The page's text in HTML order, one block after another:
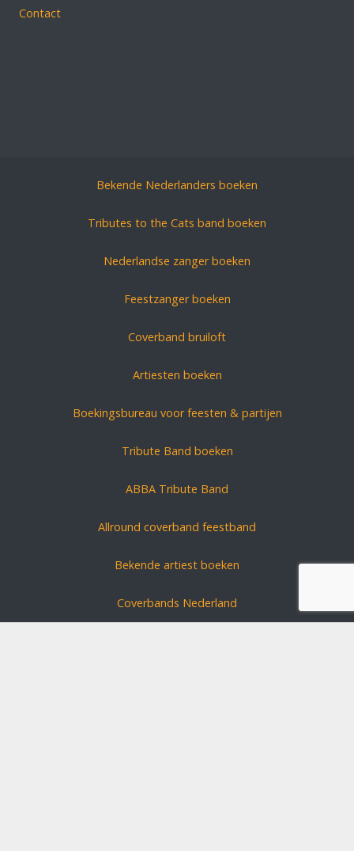
Contact
Bekende Nederlanders boeken
Tributes to the Cats band boeken
Nederlandse zanger boeken
Feestzanger boeken
Coverband bruiloft
Artiesten boeken
Boekingsbureau voor feesten & partijen
Tribute Band boeken
ABBA Tribute Band
Allround coverband feestband
Bekende artiest boeken
Coverbands Nederland